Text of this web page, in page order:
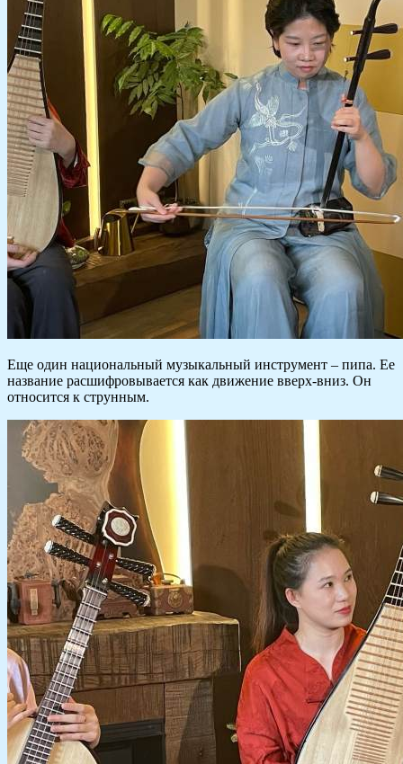
Еще один национальный музыкальный инструмент – пипа. Ее
название расшифровывается как движение вверх-вниз. Он
относится к струнным.